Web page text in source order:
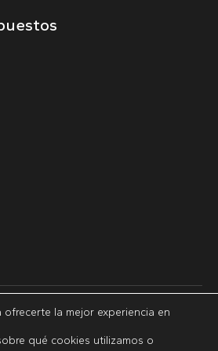
Aviso legal
de privacidad
la mejor experiencia en
qué cookies utilizamos o